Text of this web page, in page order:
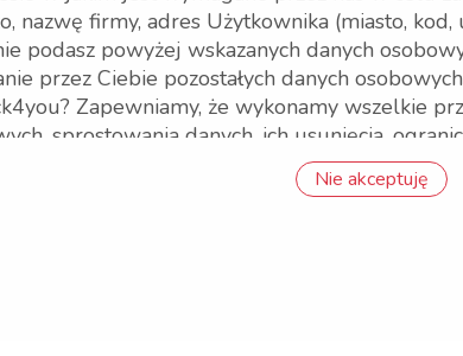
Informacje
nazwę firmy, adres Użytkownika (miasto,
podasz powyżej wskazanych danych
przez Ciebie pozostałych danych
Zapewniamy, że wykonamy wszelkie
sprostowania danych, ich usunięcia,
zautomatyzowanemu podejmowaniu
wobec przetwarzania Twoich danych
Nie akceptuję